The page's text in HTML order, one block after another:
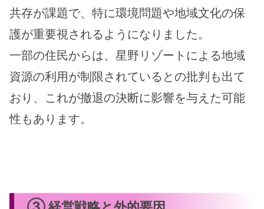
共存が課題で、特に環境問題や地域文化の保
護が重要視されるようになりました。
一部の住民からは、星野リゾートによる地域
資源の利用が制限されているとの批判も出て
おり、これが撤退の決断に影響を与えた可能
性もあります。